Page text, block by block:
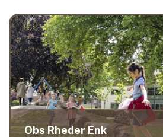
Obs Rheder Enk